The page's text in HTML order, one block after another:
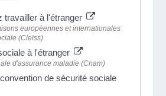
travailler à l'étranger
européennes et internationales
(Cleiss)
à l'étranger
d'assurance maladie (Cnam)
de sécurité sociale